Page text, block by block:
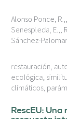
Alonso Ponce,
Senespleda, E.,,
Sánchez-
restauración,
ecológica,
climáticos,
RescEU: